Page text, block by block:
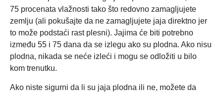
75 procenata vlažnosti tako što redovno zamagljujete
zemlju (ali pokušajte da ne zamagljujete jaja direktno jer
to može podstaći rast plesni). Jajima će biti potrebno
između 55 i 75 dana da se izlegu ako su plodna. Ako nisu
plodna, nikada se neće izleći i mogu se odložiti u bilo
kom trenutku.
Ako niste sigurni da li su jaja plodna ili ne, možete da